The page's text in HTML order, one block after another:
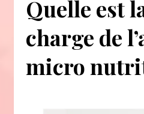
Quelle est
charge de
micro